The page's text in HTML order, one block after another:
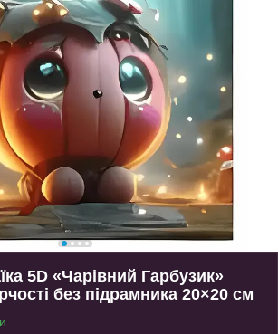
5D «Чарівний Гарбузик»
без підрамника 20×20 см